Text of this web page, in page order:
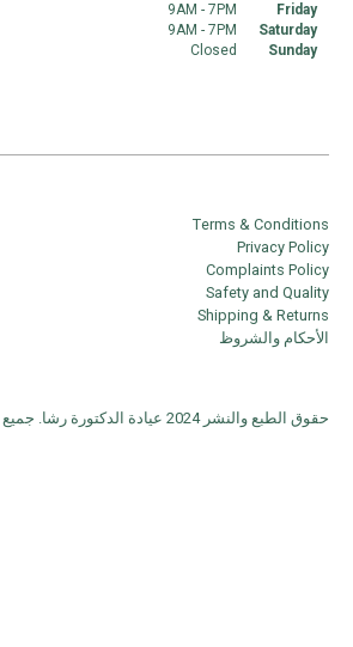
Friday
9AM - 7PM
Saturday
9AM - 7PM
Sunday
Closed
Terms & Conditions
Privacy Policy
Complaints Policy
Safety and Quality
Shipping & Returns
الأحكام والشروظ
حقوق الطبع والنشر 2024 عيادة الدكتورة رشا. جميع الحقوق محفوظة.